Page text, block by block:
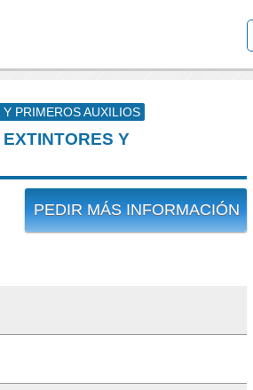
PRIMEROS AUXILIOS
Y
PEDIR MÁS INFORMACIÓN